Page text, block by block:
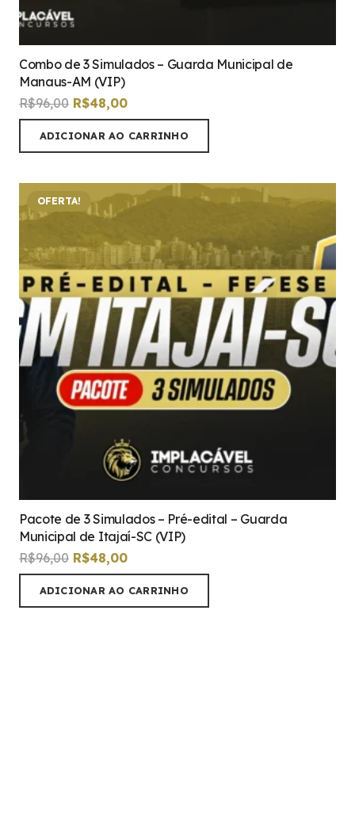
Combo de 3 Simulados – Guarda Municipal de
Manaus-AM (VIP)
R$96,00 O
preço
original
R$96,00.
R$48,00O
preço
atual
R$48,00.
ADICIONAR AO CARRINHO
OFERTA!
Pacote de 3 Simulados – Pré-edital – Guarda
Municipal de Itajaí-SC (VIP)
R$96,00 O
preço
original
R$48,00O
preço
atual
ADICIONAR AO CARRINHO